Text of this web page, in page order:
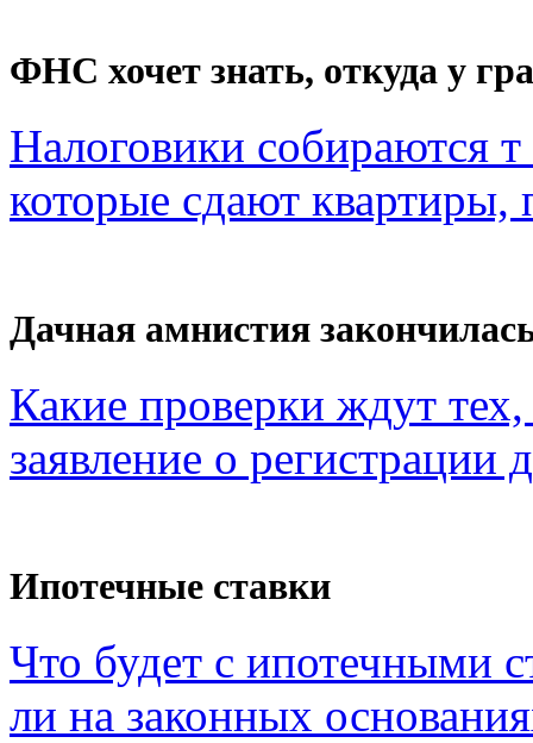
ФНС хочет знать, откуда у
Налоговики собираются
которые сдают квартиры,
Дачная амнистия
Какие проверки ждут
заявление о регистрации
Ипотечные ставки
Что будет с ипотечными
ли на законных